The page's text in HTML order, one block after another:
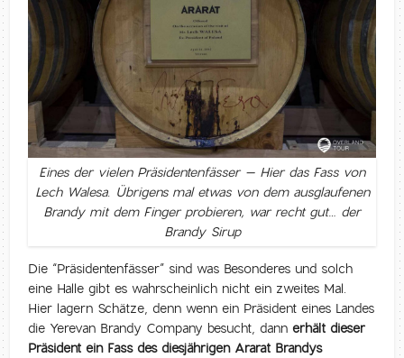
Eines der vielen Präsidentenfässer – Hier das Fass von
Lech Walesa. Übrigens mal etwas von dem ausglaufenen
Brandy mit dem Finger probieren, war recht gut… der
Brandy Sirup
Die “Präsidentenfässer” sind was Besonderes und solch
eine Halle gibt es wahrscheinlich nicht ein zweites Mal.
Hier lagern Schätze, denn wenn ein Präsident eines Landes
die Yerevan Brandy Company besucht, dannerhält dieser
Präsident ein Fass des diesjährigen Ararat Brandys